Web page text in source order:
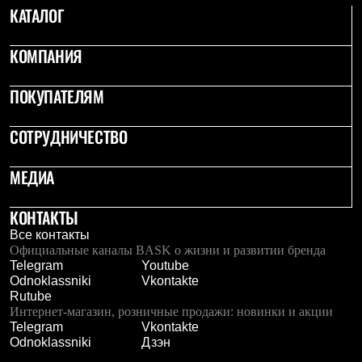
PEAK
ЗА ПОЛЯРНЫМ КРУГОМ
BASK kids
BASK juno
ИДЁМ В ПОХОД
Каталог дилеров
Компания
История
Производство
Баск в вашем городе
Контроль качества
Технологии
Команда Баск
Сотрудничество
Дилерам
Стать дилером
Корпоративным клиентам
Услуги
КАТАЛОГ
КОМПАНИЯ
ПОКУПАТЕЛЯМ
СОТРУДНИЧЕСТВО
МЕДИА
КОНТАКТЫ
Все контакты
Официальные каналы BASK о жизни и развитии бренда
Telegram
Youtube
Odnoklassniki
Vkontakte
Rutube
Интернет-магазин, розничные продажи: новинки и акции
Telegram
Vkontakte
Odnoklassniki
Дзэн